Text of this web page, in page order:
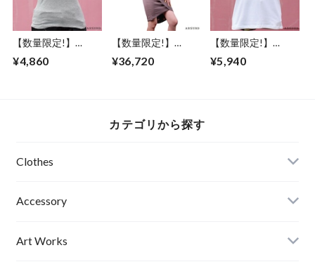
アブサード
【数量限定!】
ール ノースリーブ
¥4,860
【数量限定!】
ンピース 着物 襟元
¥36,720
【数量限定!】
オリジナルプリント
¥5,940
カテゴリから探す
Clothes
Mens
Ladies
Accessory
Art Works